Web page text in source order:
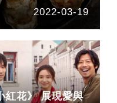
2022-03-19
紅花》 展現愛與